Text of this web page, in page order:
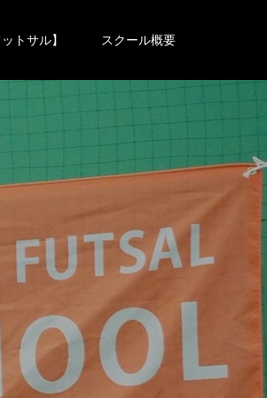
トサル】 スクール概要